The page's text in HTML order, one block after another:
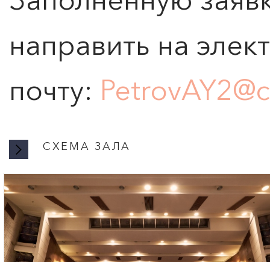
направить на
почту:
СХЕМА ЗАЛА